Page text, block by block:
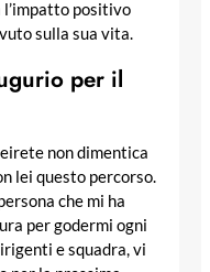
l’impatto positivo
sulla sua vita.
per il
non dimentica
lei questo percorso.
che mi ha
per godermi ogni
e squadra, vi